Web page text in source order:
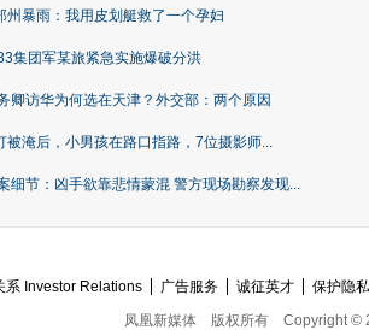
州暴雨：我用皮划艇救了一个孕妇
集团军某旅紧急实施爆破分洪
卿访华为何选在天津？外交部：两个原因
被淹后，小男孩在路口指路，7位摄影师...
细节：凶手欲靠悲情蒙混 警方现场勘察发现...
系 Investor Relations 广告服务 诚征英才
保护隐
凤凰新媒体
版权所有 Copyright ©